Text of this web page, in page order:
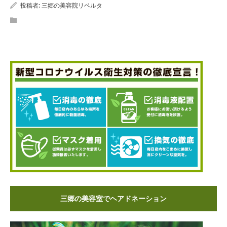
投稿者:三郷の美容院リベルタ
三郷の美容室でヘアドネーション